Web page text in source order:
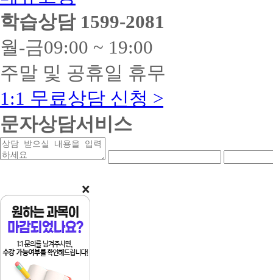
학습상담 1599-2081
월-금09:00 ~ 19:00
주말 및 공휴일 휴무
1:1 무료상담 신청 >
문자상담서비스
상
담
용
락
처
락
처